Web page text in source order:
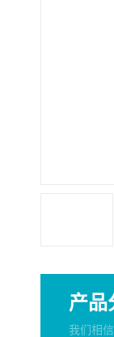
产品
我们相